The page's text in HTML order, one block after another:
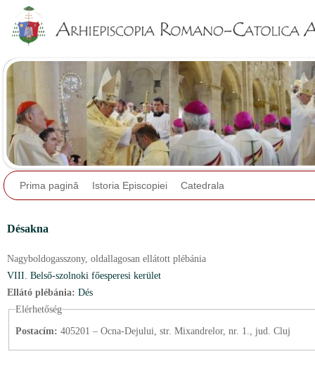
Prima pagină Istoria Episcopiei Catedrala
Désakna
Nagyboldogasszony, oldallagosan ellátott plébánia
VIII. Belső-szolnoki főesperesi kerület
Ellátó plébánia: Dés
Elérhetőség
Postacím: 405201 – Ocna-Dejului, str. Mixandrelor, nr. 1., jud. Cluj